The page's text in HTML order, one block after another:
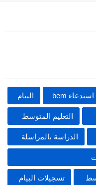
استدعاء bem البيام
التعليم المتوسط
الدراسة بالمراسلة
تسجيلات البيام